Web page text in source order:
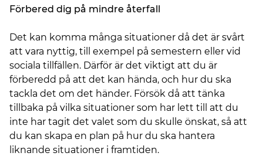
Förbered dig på mindre återfall
Det kan komma många situationer då det är svårt
att vara nyttig, till exempel på semestern eller vid
sociala tillfällen. Därför är det viktigt att du är
förberedd på att det kan hända, och hur du ska
tackla det om det händer. Försök då att tänka
tillbaka på vilka situationer som har lett till att du
inte har tagit det valet som du skulle önskat, så att
du kan skapa en plan på hur du ska hantera
liknande situationer i framtiden.